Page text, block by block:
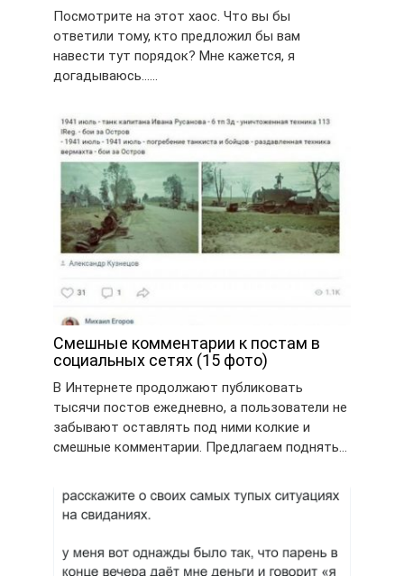
Посмотрите на этот хаос. Что вы бы
ответили тому, кто предложил бы вам
навести тут порядок? Мне кажется, я
догадываюсь……
Смешные комментарии к постам в
социальных сетях (15 фото)
В Интернете продолжают публиковать
тысячи постов ежедневно, а пользователи не
забывают оставлять под ними колкие и
смешные комментарии. Предлагаем поднять…